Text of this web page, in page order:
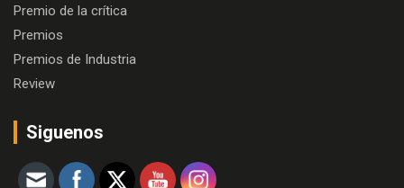
Premio de la crítica
Premios
Premios de Industria
Review
Siguenos